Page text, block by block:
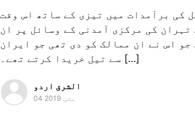
کی برآمدات میں تیزی کے ساتھ اس وقت
کی مرکزی آمدنی کے وسائل پر ان
اس نے ان ممالک کو دی تھی جو ایران
سے تیل خریدا کرتے تھے۔ […]
الشرق اردو
04 مئی 2019